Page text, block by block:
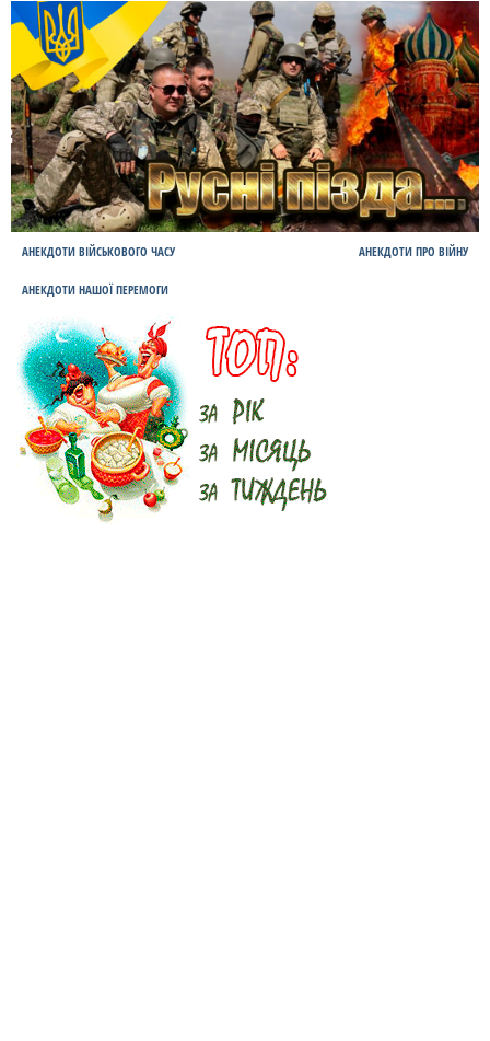
АНЕКДОТИ ВІЙСЬКОВОГО ЧАСУ АНЕКДОТИ ПРО ВІЙНУ
АНЕКДОТИ НАШОЇ ПЕРЕМОГИ